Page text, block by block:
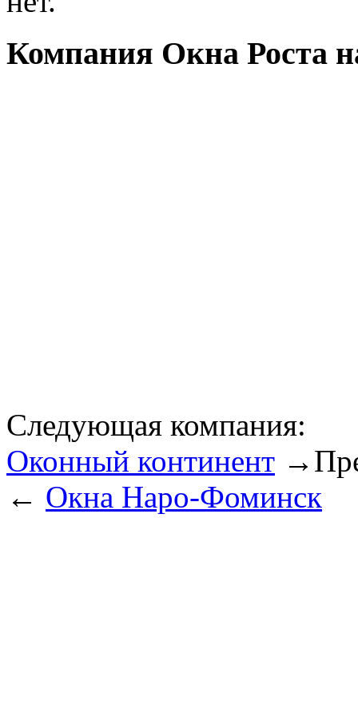
Компания Окна Роста
Следующая компания:
Оконный континент →
← Окна Наро-Фоминск